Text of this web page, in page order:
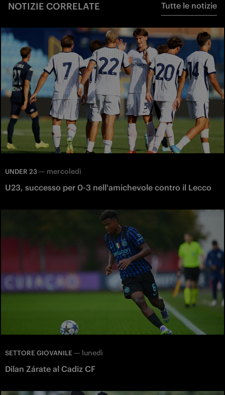
NOTIZIE CORRELATE Tutte le notizie
UNDER 23 — mercoledì
U23, successo per 0-3 nell'amichevole contro il Lecco
SETTORE GIOVANILE — lunedì
Dilan Zárate al Cadiz CF